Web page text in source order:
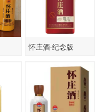
怀庄酒·纪念版